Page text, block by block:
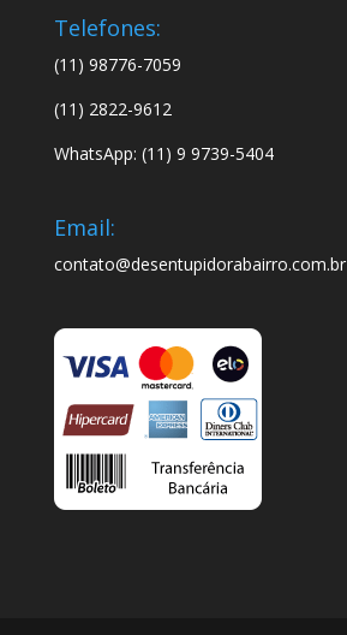
Telefones:
(11) 98776-7059
(11) 2822-9612
WhatsApp: (11) 9 9739-5404
Email:
contato@desentupidorabairro.com.br